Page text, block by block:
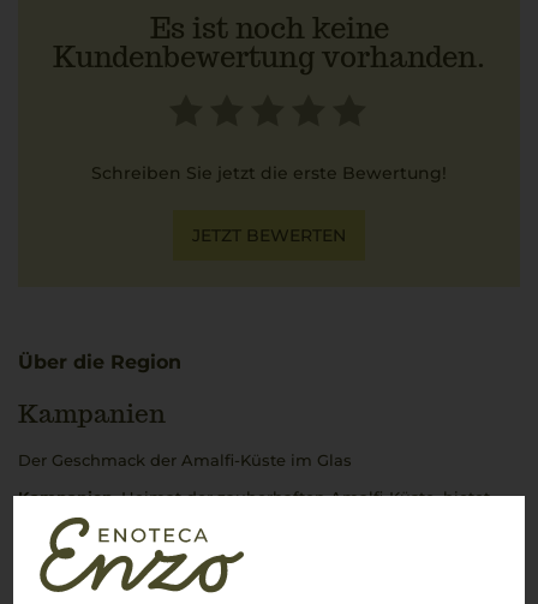
Es ist noch keine
Kundenbewertung vorhanden.
Schreiben Sie jetzt die erste Bewertung!
JETZT BEWERTEN
Über die Region
Kampanien
Der Geschmack der Amalfi-Küste im Glas
Kampanien, Heimat der zauberhaften Amalfi-Küste, bietet
nicht nur atemberaubende Landschaften, sondern auch
einige der edelsten Weine Italiens. Der kraftvolle Taurasi und
derAglianicomit ihren tiefen Fruchtaromen und würzigen
Noten sind perfekte Begleiter zu reichhaltigen, mediterranen
Speisen. Doch auch die Weißweine der Region wie